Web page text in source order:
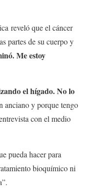
reveló que el cáncer
partes de su cuerpo y
Me estoy
el hígado. No lo
anciano y porque tengo
con el medio
pueda hacer para
bioquímico ni